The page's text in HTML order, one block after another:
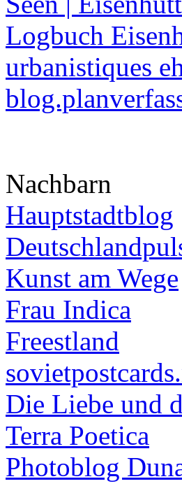
Logbuch
urbanistiques
Nachbarn
Hauptstadtblog
Kunst am Wege
Frau Indica
Freestland
Die Liebe und
Terra Poetica
Photoblog